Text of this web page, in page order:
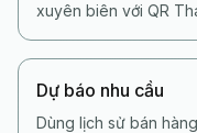
xuyên biên với QR
Dự báo nhu cầu
Dùng lịch sử bán